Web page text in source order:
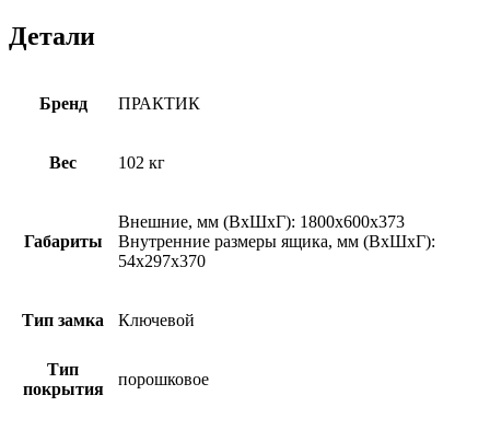
Детали
Бренд ПРАКТИК
Вес 102 кг
Габариты
Внешние, мм (ВхШхГ): 1800x600x373
Внутренние размеры ящика, мм (ВхШхГ):
54x297x370
Тип замка Ключевой
Тип
покрытия
порошковое